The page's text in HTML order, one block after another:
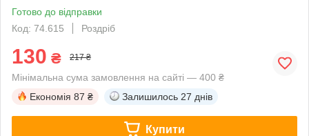
Готово до відправки
Код: 74.615
Роздріб
130 ₴ 217 ₴
Мінімальна сума замовлення на сайті — 400 ₴
Економія 87 ₴ Залишилось 27 днів
Купити